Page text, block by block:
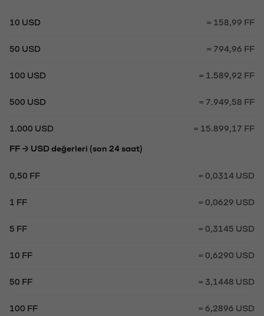
10 USD = 158,99 FF
50 USD = 794,96 FF
100 USD = 1.589,92 FF
500 USD = 7.949,58 FF
1.000 USD = 15.899,17 FF
FF → USD değerleri (son 24 saat)
0,50 FF = 0,0314 USD
1 FF = 0,0629 USD
5 FF = 0,3145 USD
10 FF = 0,6290 USD
50 FF = 3,1448 USD
100 FF = 6,2896 USD